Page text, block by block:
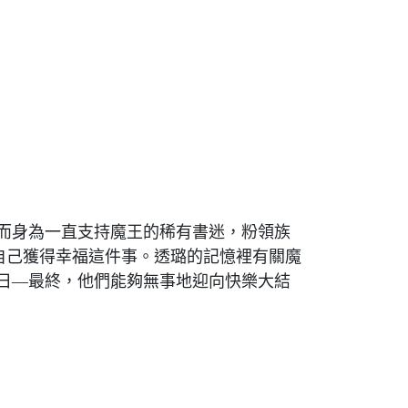
身為一直支持魔王的稀有書迷，粉領族
獲得幸福這件事。透璐的記憶裡有關魔
—最終，他們能夠無事地迎向快樂大結